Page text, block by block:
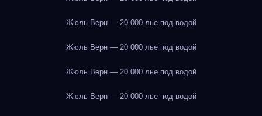
Жюль Верн — 20 000 лье под водой
Жюль Верн — 20 000 лье под водой
Жюль Верн — 20 000 лье под водой
Жюль Верн — 20 000 лье под водой